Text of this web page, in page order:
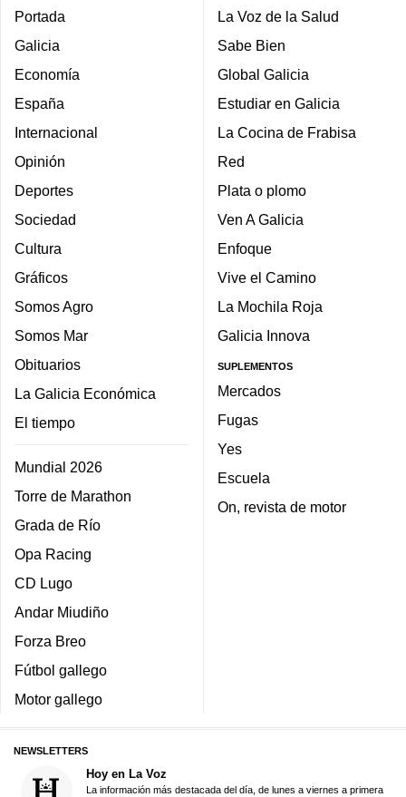
Portada
Galicia
Economía
España
Internacional
Opinión
Deportes
Sociedad
Cultura
Gráficos
Somos Agro
Somos Mar
Obituarios
La Galicia Económica
El tiempo
Mundial 2026
Torre de Marathon
Grada de Río
Opa Racing
CD Lugo
Andar Miudiño
Forza Breo
Fútbol gallego
Motor gallego
La Voz de la Salud
Sabe Bien
Global Galicia
Estudiar en Galicia
La Cocina de Frabisa
Red
Plata o plomo
Ven A Galicia
Enfoque
Vive el Camino
La Mochila Roja
Galicia Innova
SUPLEMENTOS
Mercados
Fugas
Yes
Escuela
On, revista de motor
NEWSLETTERS
Hoy en La Voz
La información más destacada del día, de lunes a viernes a primera